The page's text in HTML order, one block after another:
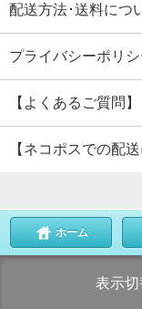
配送方法･送料につ
プライバシーポリシ
【よくあるご質問】
【ネコポスでの配送
ホーム
表示切